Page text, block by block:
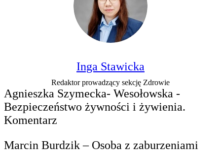
Inga Stawicka
Redaktor prowadzący sekcję Zdrowie
Agnieszka Szymecka- Wesołowska -
Bezpieczeństwo żywności i żywienia.
Komentarz
Marcin Burdzik – Osoba z zaburzeniami